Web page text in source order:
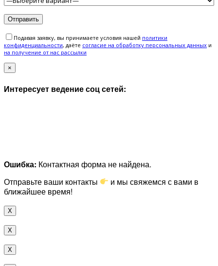
Подавая заявку, вы принимаете условия нашей политики
конфиденциальности, даёте cогласие на обработку персональных данных и
на получение от нас рассылки
×
Интересует ведение соц сетей:
Ошибка: Контактная форма не найдена.
Отправьте ваши контакты
и мы свяжемся с вами в
ближайшее время!
X
X
X